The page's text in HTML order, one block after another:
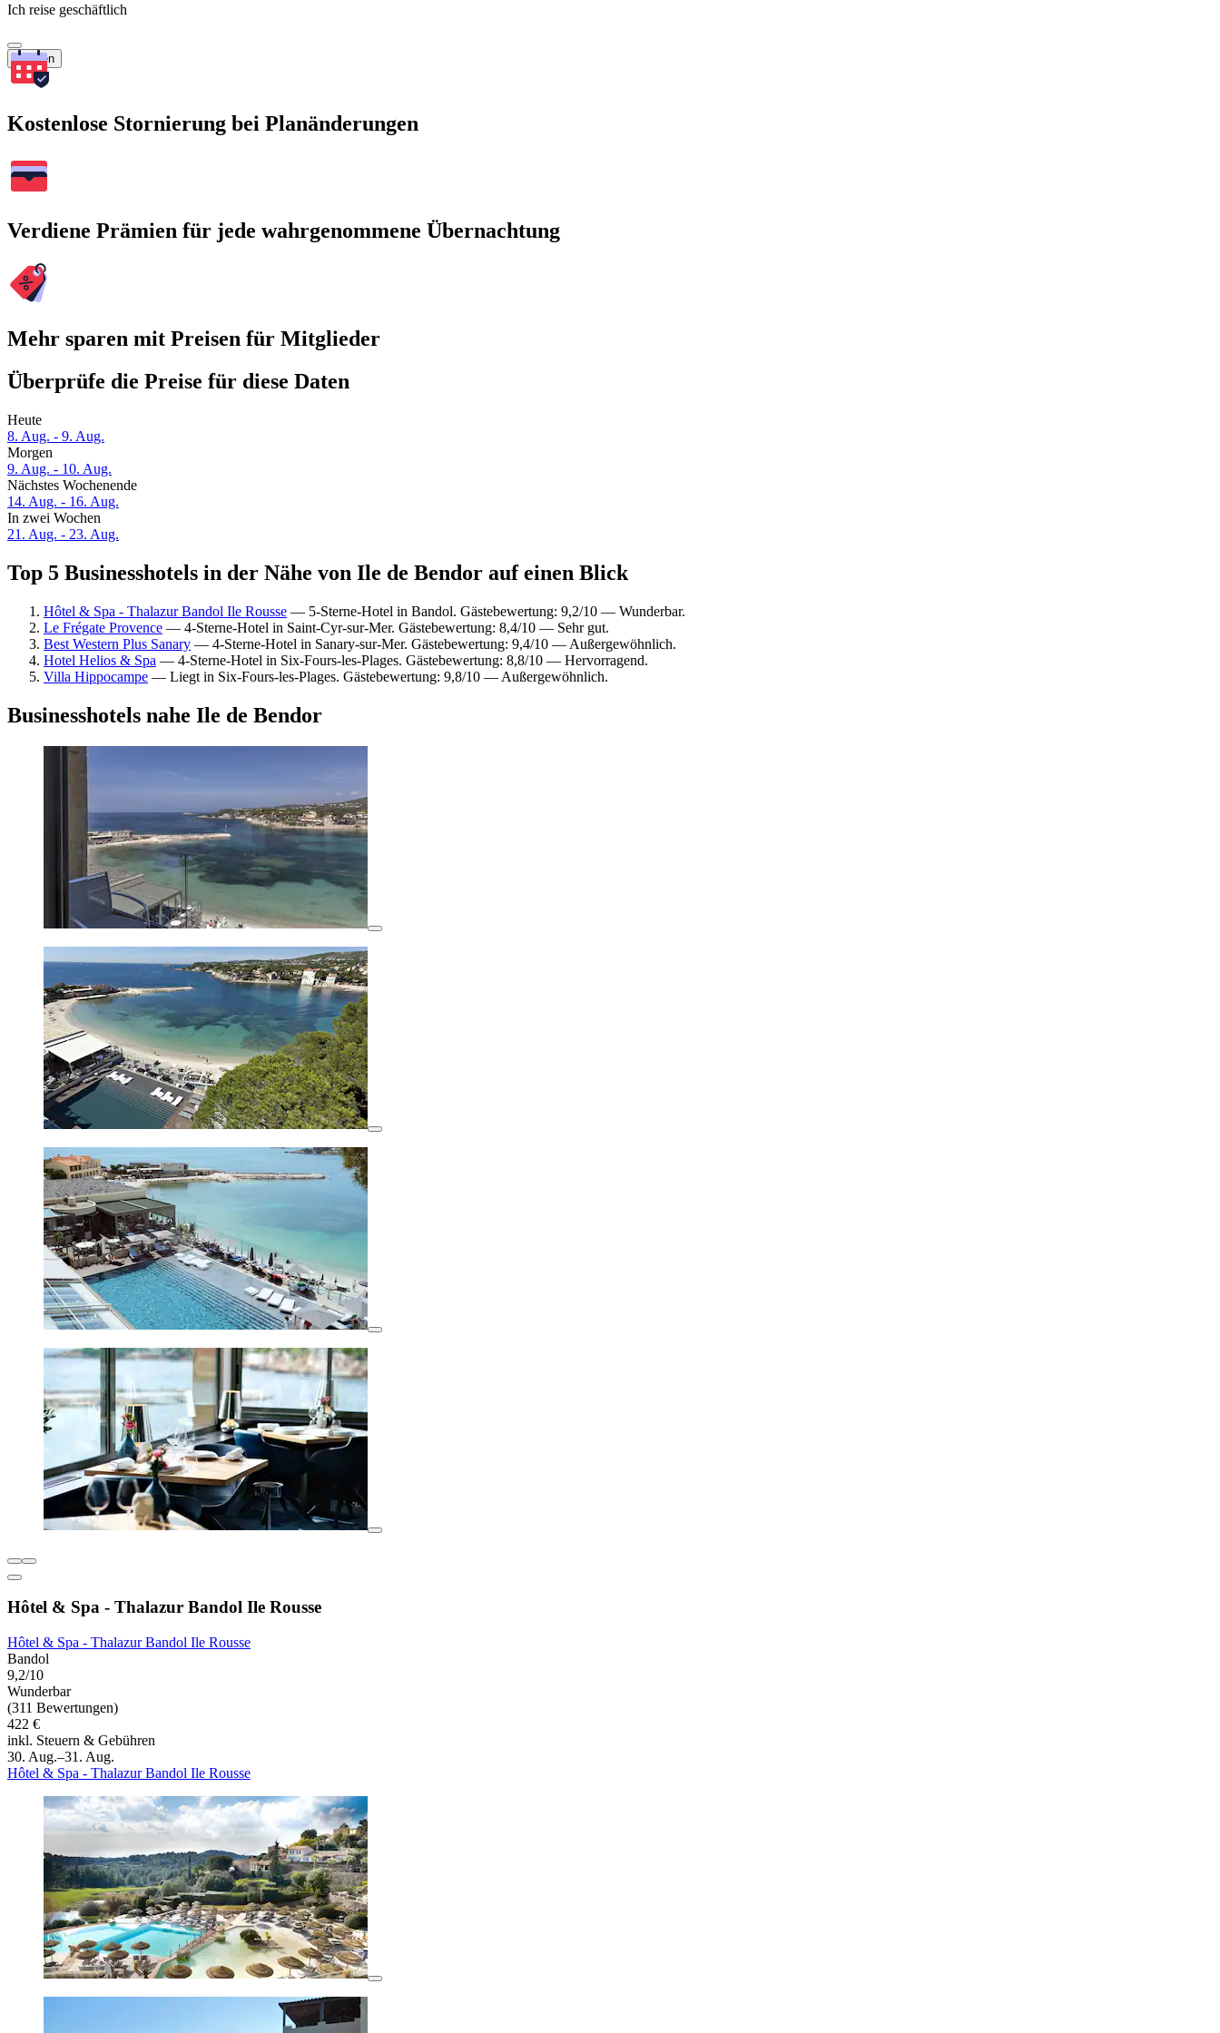
Ich reise geschäftlich
Suchen
Kostenlose Stornierung bei Planänderungen
Verdiene Prämien für jede wahrgenommene Übernachtung
Mehr sparen mit Preisen für Mitglieder
Überprüfe die Preise für diese Daten
Heute
8. Aug. - 9. Aug.
Morgen
9. Aug. - 10. Aug.
Nächstes Wochenende
14. Aug. - 16. Aug.
In zwei Wochen
21. Aug. - 23. Aug.
Top 5 Businesshotels in der Nähe von Ile de Bendor auf einen Blick
Hôtel & Spa - Thalazur Bandol Ile Rousse — 5-Sterne-Hotel in Bandol. Gästebewertung: 9,2/10 — Wunderbar.
Le Frégate Provence — 4-Sterne-Hotel in Saint-Cyr-sur-Mer. Gästebewertung: 8,4/10 — Sehr gut.
Best Western Plus Sanary — 4-Sterne-Hotel in Sanary-sur-Mer. Gästebewertung: 9,4/10 — Außergewöhnlich.
Hotel Helios & Spa — 4-Sterne-Hotel in Six-Fours-les-Plages. Gästebewertung: 8,8/10 — Hervorragend.
Villa Hippocampe — Liegt in Six-Fours-les-Plages. Gästebewertung: 9,8/10 — Außergewöhnlich.
Businesshotels nahe Ile de Bendor
Hôtel & Spa - Thalazur Bandol Ile Rousse
Hôtel & Spa - Thalazur Bandol Ile Rousse
Bandol
9,2/10
Wunderbar
(311 Bewertungen)
422 €
inkl. Steuern & Gebühren
30. Aug.–31. Aug.
Hôtel & Spa - Thalazur Bandol Ile Rousse